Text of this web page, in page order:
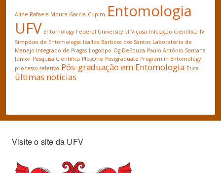
Aline Rafaela Moura Garcia Cupim Entomologia
UFV Entomology Federal University of Viçosa Iniciação Científica IV
Simpósio de Entomologia Izailda Barbosa dos Santos Laboratório de
Manejo Integrado de Pragas Logotipo Og DeSouza Paulo Antônio Santana
Júnior Pesquisa Científica PlosOne Postgraduate Program in Entomology
processo seletivo Pós-graduação em Entomologia Ética
últimas notícias
Visite o site da UFV